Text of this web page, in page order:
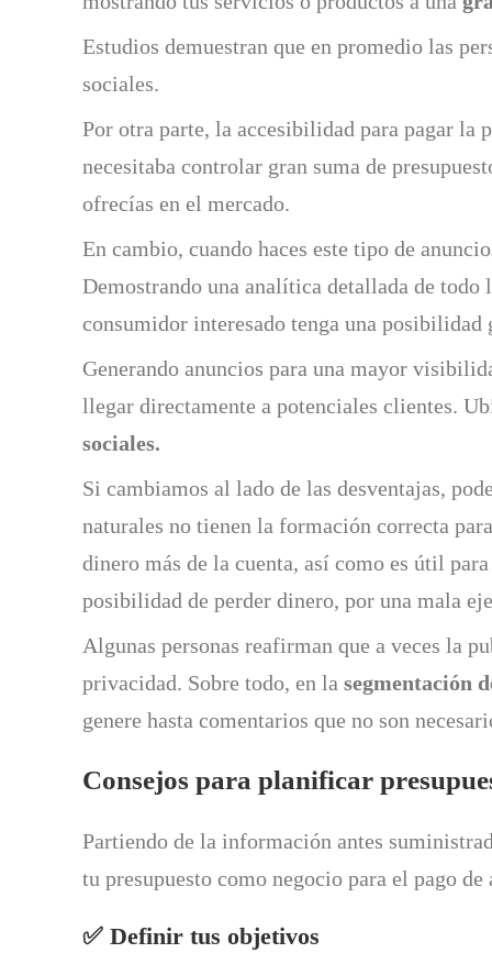
Estudios demuestran que en promedio las
sociales.
Por otra parte, la accesibilidad para pagar la
necesitaba controlar gran suma de
ofrecías en el mercado.
En cambio, cuando haces este tipo de
Demostrando una analítica detallada de todo
consumidor interesado tenga una posibilidad
Generando anuncios para una mayor
llegar directamente a potenciales clientes.
sociales.
Si cambiamos al lado de las desventajas,
naturales no tienen la formación correcta
dinero más de la cuenta, así como es útil
posibilidad de perder dinero, por una mala
Algunas personas reafirman que a veces la
privacidad. Sobre todo, en lasegmentación
genere hasta comentarios que no son
Consejos para planificar
Partiendo de la información antes
tu presupuesto como negocio para el pago
✅ Definir tus objetivos